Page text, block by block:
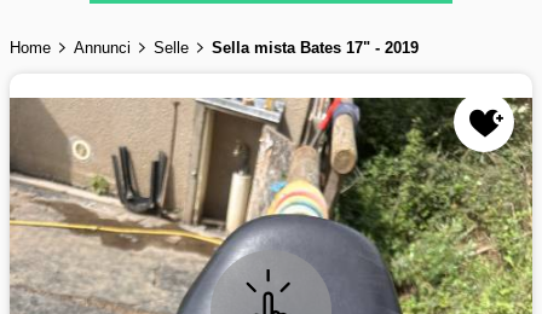
Home Annunci Selle Sella mista Bates 17" - 2019